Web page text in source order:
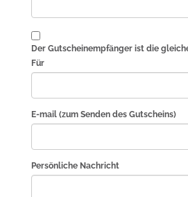
Der Gutscheinempfänger ist die
Für
E-mail (zum Senden des Gutscheins)
Persönliche Nachricht